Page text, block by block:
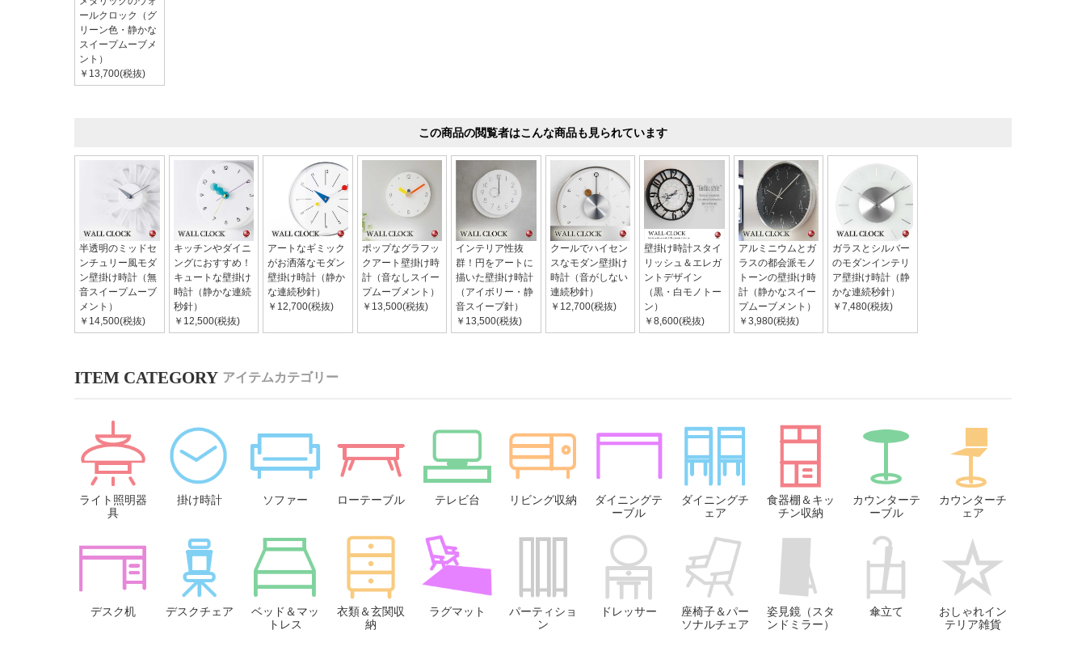
ールクロック（グ
リーン色・静かな
スイープムーブメ
ント）
￥13,700(税抜)
この商品の閲覧者はこんな商品も見られています
半透明のミッドセ
ンチュリー風モダ
ン壁掛け時計（無
音スイープムーブ
メント）
￥14,500(税抜)
キッチンやダイニ
ングにおすすめ！
キュートな壁掛け
時計（静かな連続
秒針）
￥12,500(税抜)
アートなギミック
がお洒落なモダン
壁掛け時計（静か
な連続秒針）
￥12,700(税抜)
ポップなグラフッ
クアート壁掛け時
計（音なしスイー
プムーブメント）
￥13,500(税抜)
インテリア性抜
群！円をアートに
描いた壁掛け時計
（アイボリー・静
音スイープ針）
￥13,500(税抜)
クールでハイセン
スなモダン壁掛け
時計（音がしない
連続秒針）
￥12,700(税抜)
壁掛け時計スタイ
リッシュ＆エレガ
ントデザイン
（黒・白モノトー
ン）
￥8,600(税抜)
アルミニウムとガ
ラスの都会派モノ
トーンの壁掛け時
計（静かなスイー
プムーブメント）
￥3,980(税抜)
ガラスとシルバー
のモダンインテリ
ア壁掛け時計（静
かな連続秒針）
￥7,480(税抜)
アイテムカテゴリー
ライト照明器
具
掛け時計 ソファー ローテーブル テレビ台 リビング収納
ダイニングテ
ーブル
ダイニングチ
ェア
食器棚＆キッ
チン収納
カウンターテ
ーブル
カウンターチ
ェア
デスク机 デスクチェア
ベッド＆マッ
トレス
衣類＆玄関収
納
ラグマット
パーティショ
ン
ドレッサー
座椅子＆パー
ソナルチェア
姿見鏡（スタ
ンドミラー）
傘立て
おしゃれイン
テリア雑貨